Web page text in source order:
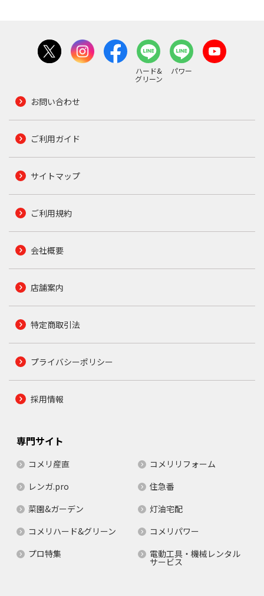
ハード&
グリーン
パワー
お問い合わせ
ご利用ガイド
サイトマップ
ご利用規約
会社概要
店舗案内
特定商取引法
プライバシーポリシー
採用情報
専門サイト
コメリ産直
コメリリフォーム
レンガ.pro
住急番
菜園&ガーデン
灯油宅配
コメリハード&グリーン
コメリパワー
プロ特集
電動工具・機械レンタル
サービス